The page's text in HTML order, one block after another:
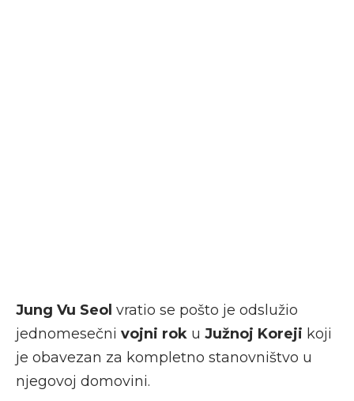
Jung Vu Seol vratio se pošto je odslužio
jednomesečni vojni rok u Južnoj Koreji koji
je obavezan za kompletno stanovništvo u
njegovoj domovini.